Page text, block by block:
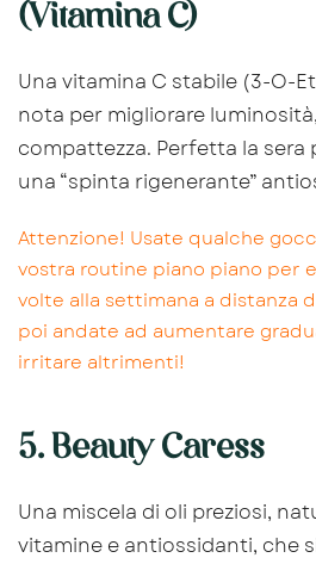
(Vitamina C)
Una vitamina C stabile (3-O-
nota per migliorare
compattezza. Perfetta la sera
una “spinta rigenerante”
Attenzione! Usate qualche
vostra routine piano piano per
volte alla settimana a distanza
poi andate ad aumentare
irritare altrimenti!
5. Beauty Caress
Una miscela di oli preziosi,
vitamine e antiossidanti, che